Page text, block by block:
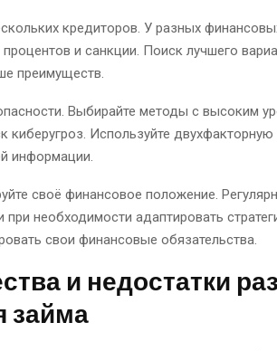
кредиторов. У разных
процентов и санкции. Поиск лучшего
преимуществ.
Выбирайте методы с высоким
киберугроз. Используйте
информации.
своё финансовое положение.
при необходимости адаптировать
свои финансовые обязательства.
и недостатки
займа